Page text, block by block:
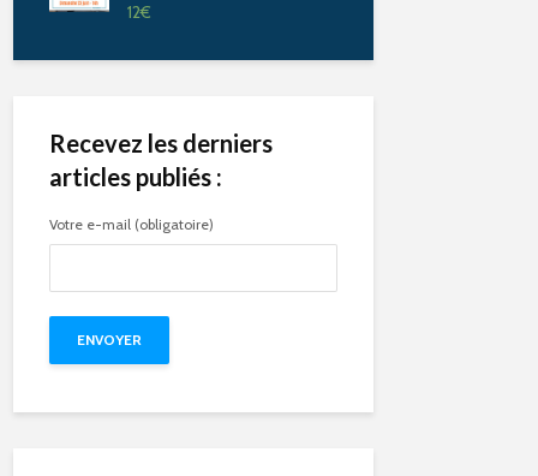
12€
Recevez les derniers
articles publiés :
Votre e-mail (obligatoire)